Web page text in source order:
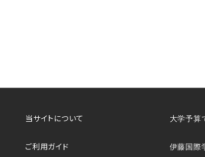
当サイトについて
ご利用ガイド
大学予算
伊藤国際